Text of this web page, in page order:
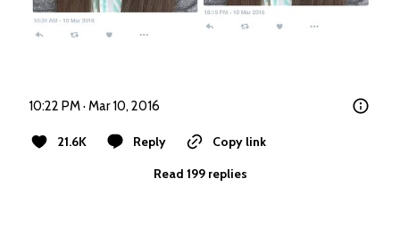
10:22 PM · Mar 10, 2016
21.6K Reply
Copy link
Read 199 replies